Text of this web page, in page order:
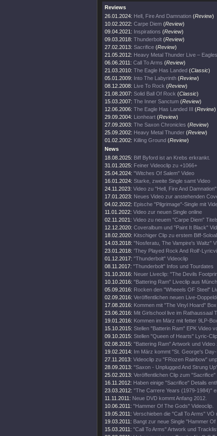
Reviews
26.01.2024: Hell, Fire And Damnation (Review)
10.02.2022: Carpe Diem (Review)
09.04.2021: Inspirations (Review)
09.03.2018: Thunderbolt (Review)
27.02.2013: Sacrifice (Review)
21.05.2012: Heavy Metal Thunder Live –
06.06.2011: Call To Arms (Review)
21.03.2010: The Eagle Has Landed (Classic)
05.01.2009: Into The Labyrinth (Review)
08.12.2008: Live To Rock (Review)
21.08.2007: Solid Ball Of Rock (Classic)
15.03.2007: The Inner Sanctum (Review)
12.06.2006: The Eagle Has Landed III (Review)
29.09.2004: Lionheart (Review)
27.09.2003: The Saxon Chronicles (Review)
25.09.2002: Heavy Metal Thunder (Review)
01.02.2002: Killing Ground (Review)
News
18.08.2025: Biff Byford ist an Krebs erkrankt.
31.01.2025: Feiner Videoclip zu +1066+
25.04.2024: "Witches Of Salem" Video
16.01.2024: Starke, zweite Single samt Video
24.11.2023: Video zu "Hell, Fire And
17.01.2023: Neues Video zur anstehenden
04.02.2022: Epische "Pilgrimage"-Single mit
11.01.2022: Video zur neuen Single online
02.11.2021: Video zu neuem "Carpe Diem"
12.12.2020: Coveralbum und "Paint It Black"
18.02.2020: Kitschiger Clip zu erstem Biff-
14.03.2018: "Nosferatu, The Vampire's Waltz"
23.01.2018: 'They Played Rock And Roll'-
01.12.2017: "Thunderbolt" Videoclip
08.11.2017: "Thunderbolt" Infos und Tourdates
31.10.2016: Neuer Liveclip: "The Devils
10.10.2016: "Battering Ram" Liveclip aus
05.09.2016: Rocken den "Wheeels OF Steel"
02.09.2016: Veröffentlichen neuen Live-
17.08.2016: Kommen mit "The Vinyl Hoard"
23.06.2016: Mit Girlschool live im Rathaussaal
19.01.2016: Kommen im März mit fetter 9LP-
15.10.2015: Stellen "Batterin Ram" EPK Video
09.10.2015: Stellen "Queen of Hearts" Lyric-
02.08.2015: "Battering Ram" Artwork und
19.02.2014: Im März kommt "St. George's
27.11.2013: Videoclip zu "FRozen Rainbow"
28.09.2013: "Saxon - Unplugged And Strung
25.02.2013: Veröffentlichen Clip zum
16.11.2012: Haben einige "Sacrifice" Details
23.03.2012: "The Carrere Years (1979-1984)"
11.11.2011: Neue DVD kommt Anfang 2012.
10.06.2011: "Hammer Of The Gods" Videoclip.
19.05.2011: Verschieben die "Call To Arms" VÖ
19.03.2011: Bangt zur neue Single "Hammer
15.03.2011: "Call To Arms" Artwork und